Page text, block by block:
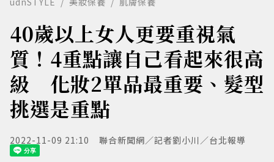
40歲以上女人更要重視氣
質！4重點讓自己看起來很高
級 化妝2單品最重要、髮型
挑選是重點
2022-11-09 21:10 聯合新聞網／記者劉小川／台北報導